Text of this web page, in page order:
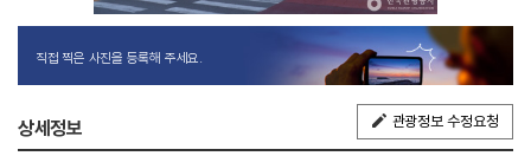
직접 찍은 사진을 등록해 주세요.
상세정보 관광정보 수정요청